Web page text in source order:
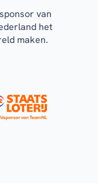
van
het
maken.